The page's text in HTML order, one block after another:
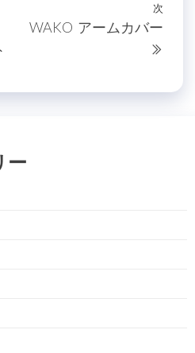
次
次
WAKO アームカバー
ー